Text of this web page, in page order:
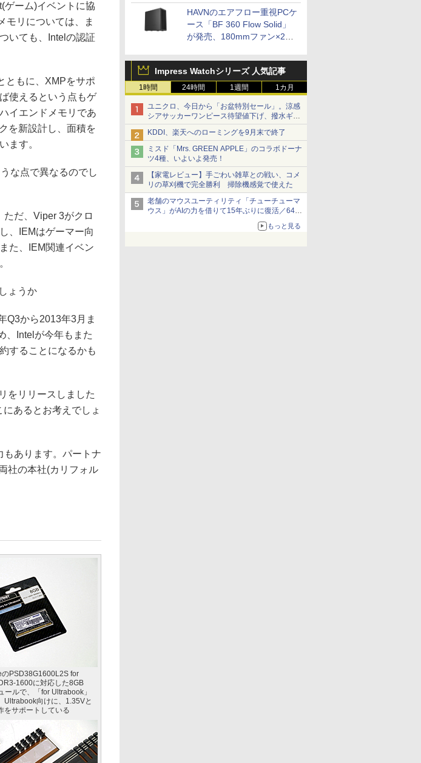
HAVNのエアフロー重視PCケ
ース「BF 360 Flow Solid」
が発売、180mmファン×2搭
Impress Watchシリーズ 人気記事
1時間 24時間 1週間 1カ月
ユニクロ、今日から「お盆特別セール」。涼感
シアサッカーワンピース待望値下げ、撥水ギア
ショーツは1990円に
KDDI、楽天へのローミングを9月末で終了
ミスド「Mrs. GREEN APPLE」のコラボドーナ
ツ4種、いよいよ発売！
【家電レビュー】手ごわい雑草との戦い、コメ
リの草刈機で完全勝利 掃除機感覚で使えた
老舗のマウスユーティリティ「チューチューマ
ウス」がAIの力を借りて15年ぶりに復活／64bit
化、Windows 10/11、「Chrome」も走り回
る。復活記念で2026年末まで500円
もっと見る
ーム)イベントに協
モリについては、ま
いても、Intelの認証
ともに、XMPをサポ
使えるという点もゲ
イエンドメモリであ
を新設計し、面積を
ます。
な点で異なるのでし
だ、Viper 3がクロ
、IEMはゲーマー向
た、IEM関連イベン
ょうか
Q3から2013年3月ま
、Intelが今年もまた
することになるかも
をリリースしました
あるとお考えでしょ
あります。パートナ
社の本社(カリフォル
PSD38G1600L2S for
1600に対応した8GB
ールで、「for Ultrabook」
Ultrabook向けに、1.35Vと
をサポートしている